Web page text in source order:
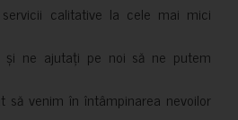
calitative la cele mai mici
și ne ajutați pe noi să ne putem
să venim în întâmpinarea nevoilor